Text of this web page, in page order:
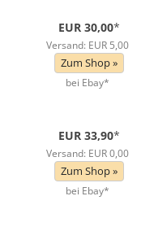
EUR 30,00*
Versand: EUR 5,00
Zum Shop »
bei Ebay*
EUR 33,90*
Versand: EUR 0,00
Zum Shop »
bei Ebay*